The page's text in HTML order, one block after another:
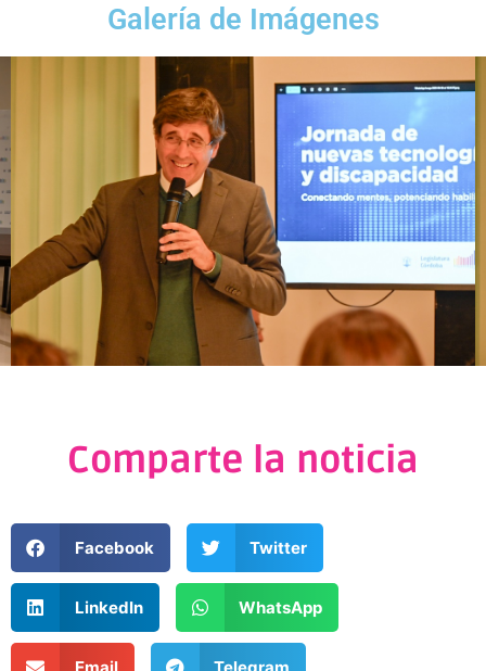
Galería de Imágenes
Comparte la noticia
Facebook Twitter
LinkedIn WhatsApp
Email Telegram